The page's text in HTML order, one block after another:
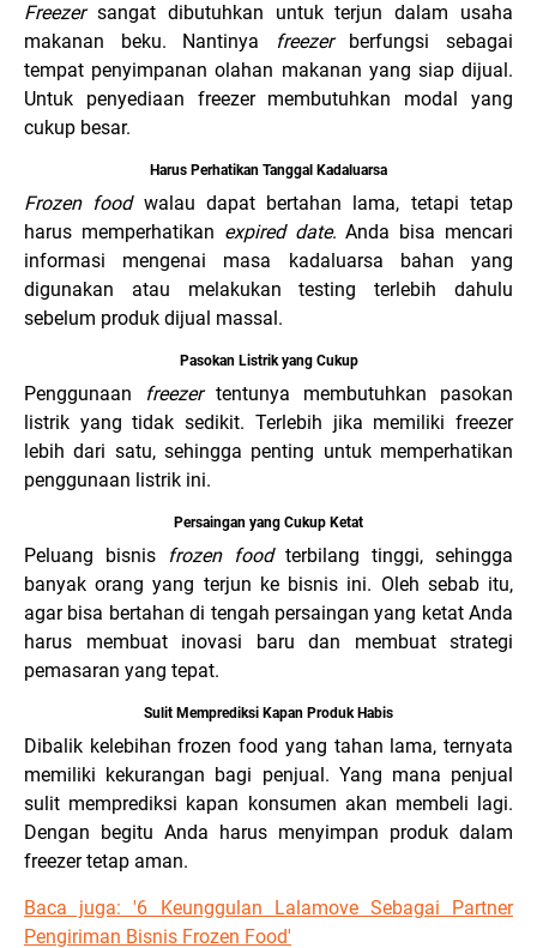
Freezer sangat dibutuhkan untuk terjun dalam usaha
makanan beku. Nantinya
freezer berfungsi sebagai
tempat penyimpanan olahan makanan yang siap dijual.
Untuk penyediaan freezer membutuhkan modal yang
cukup besar.
Harus Perhatikan Tanggal Kadaluarsa
Frozen food walau dapat bertahan lama, tetapi tetap
harus memperhatikan expired date. Anda bisa mencari
informasi mengenai masa kadaluarsa bahan yang
digunakan atau melakukan testing terlebih dahulu
sebelum produk dijual massal.
Pasokan Listrik yang Cukup
Penggunaan freezer tentunya membutuhkan pasokan
listrik yang tidak sedikit. Terlebih jika memiliki freezer
lebih dari satu, sehingga penting untuk memperhatikan
penggunaan listrik ini.
Persaingan yang Cukup Ketat
Peluang bisnis frozen foodterbilang tinggi, sehingga
banyak orang yang terjun ke bisnis ini. Oleh sebab itu,
agar bisa bertahan di tengah persaingan yang ketat Anda
harus membuat inovasi baru dan membuat strategi
pemasaran yang tepat.
Sulit Memprediksi Kapan Produk Habis
Dibalik kelebihan frozen food yang tahan lama, ternyata
memiliki kekurangan bagi penjual. Yang mana penjual
sulit memprediksi kapan konsumen akan membeli lagi.
Dengan begitu Anda harus menyimpan produk dalam
freezer tetap aman.
Baca juga: '6 Keunggulan Lalamove Sebagai Partner
Pengiriman Bisnis Frozen Food'